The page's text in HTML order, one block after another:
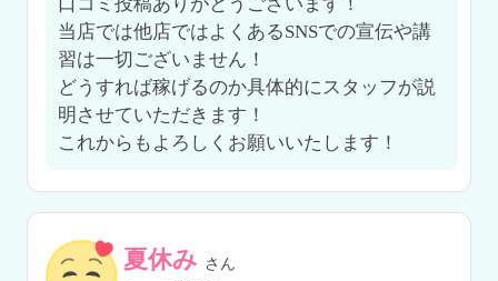
当店では他店ではよくあるSNSでの宣伝や講
習は一切ございません！
どうすれば稼げるのか具体的にスタッフが説
明させていただきます！
これからもよろしくお願いいたします！
夏休み さん